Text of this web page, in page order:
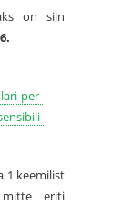
on siin
per-
1 keemilist
eriti